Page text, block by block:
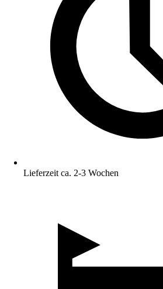
Lieferzeit ca. 2-3 Wochen